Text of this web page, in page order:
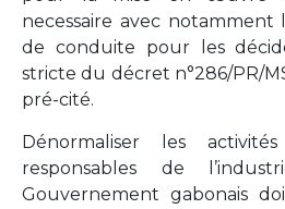
necessaire avec notamment
de conduite pour les
stricte du décret n°286/PR/
pré-cité.
Dénormaliser les
responsables de
Gouvernement gabonais